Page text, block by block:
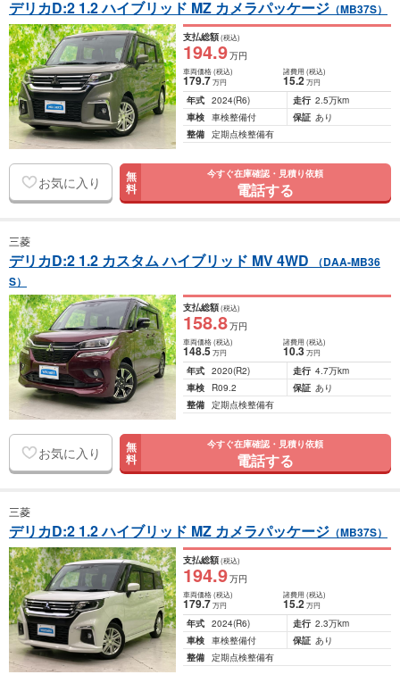
デリカD:2 1.2 ハイブリッド MZ カメラパッケージ （MB37S）
支払総額(税込)
194.9万円
車両価格(税込)
179.7万円
諸費用 (税込)
15.2 万円
年式 2024(R6) 走行 2.5万km
車検 車検整備付 保証 あり
整備 定期点検整備有
お気に入り 無
料
今すぐ在庫確認・見積り依頼
電話する
三菱
デリカD:2 1.2 カスタム ハイブリッド MV 4WD
（DAA-MB36
S）
支払総額(税込)
158.8万円
車両価格(税込)
148.5万円
諸費用 (税込)
10.3 万円
年式 2020(R2) 走行 4.7万km
車検
R09.2 保証 あり
整備 定期点検整備有
お気に入り 無
料
今すぐ在庫確認・見積り依頼
電話する
三菱
デリカD:2 1.2 ハイブリッド MZ カメラパッケージ （MB37S）
支払総額(税込)
194.9万円
車両価格(税込)
179.7万円
諸費用 (税込)
15.2 万円
年式 2024(R6) 走行 2.3万km
車検 車検整備付 保証 あり
整備 定期点検整備有